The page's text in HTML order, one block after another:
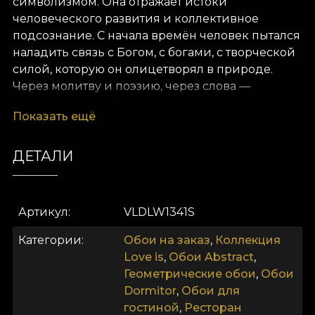
человеческого развития и коллективное
подсознание. С начала времён человек пытался
наладить связь с Богом, с богами, с творческой
силой, которую он олицетворял в природе.
Через молитву и поэзию, через слова —
или жертвы — человек стремился быть
что его услышали. Однако со временем этой
Они показывают вертикальный путь вверх, к
Небу, туда, где человек надеялся найти Творца.
Лестница Иакова, Вавилонская башня, Восемь
столпов в китайской мифологии — все они
иллюстрируют попытку открыть небо и по
своим правилам получить доступ к иному
уровню бытия. Мы открываем двери
Показать ещё
ДЕТАЛИ
Артикул VLDLW1341S
Категории Обои на заказ, Коллекция
Love is, Обои Abstract,
Геометрические обои, Обои
Dormitor, Обои для
гостиной, Ресторан